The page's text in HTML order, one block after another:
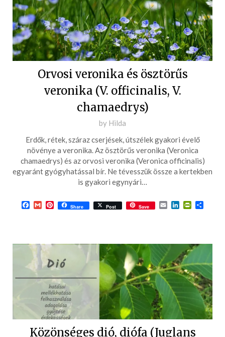
Orvosi veronika és ösztörűs
veronika (V. officinalis, V.
chamaedrys)
Posted
2017-
01-
10
by Hilda
Erdők, rétek, száraz cserjések, útszélek gyakori évelő
növénye a veronika. Az ösztörűs veronika (Veronica
chamaedrys) és az orvosi veronika (Veronica officinalis)
egyaránt gyógyhatással bír. Ne tévesszük össze a kertekben
is gyakori egynyári…
Facebook
GmailPinterest
Share Post Save EmailLinkedIn
Közönséges dió, diófa (Juglans